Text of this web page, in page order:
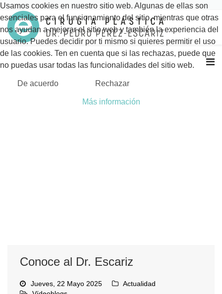
Conoce al Dr. Escariz
Jueves, 22 Mayo 2025
Actualidad
Usamos cookies en nuestro sitio web. Algunas de ellas son
esenciales para el funcionamiento del sitio, mientras que otras
nos ayudan a mejorar el sitio web y también la experiencia del
usuario. Puedes decidir por ti mismo si quieres permitir el uso
de las cookies. Ten en cuenta que si las rechazas, puede que
no puedas usar todas las funcionalidades del sitio web.
De acuerdo Rechazar
Más información